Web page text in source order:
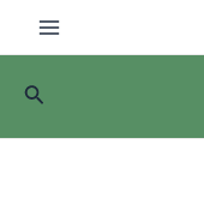
Main
Menu
Поиск